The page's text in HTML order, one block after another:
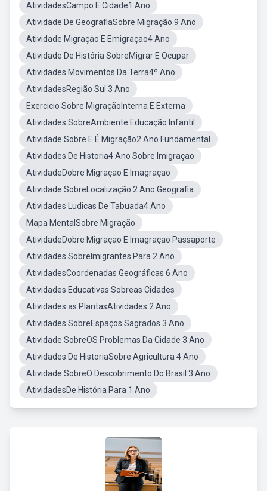
AtividadesCampo E Cidade1 Ano
Atividade De GeografiaSobre Migração 9 Ano
Atividade Migraçao E Emigraçao4 Ano
Atividade De História SobreMigrar E Ocupar
Atividades Movimentos Da Terra4º Ano
AtividadesRegião Sul 3 Ano
Exercicio Sobre MigraçãoInterna E Externa
Atividades SobreAmbiente Educação Infantil
Atividade Sobre E É Migração2 Ano Fundamental
Atividades De Historia4 Ano Sobre Imigraçao
AtividadeDobre Migraçao E Imagraçao
Atividade SobreLocalização 2 Ano Geografia
Atividades Ludicas De Tabuada4 Ano
Mapa MentalSobre Migração
AtividadeDobre Migraçao E Imagraçao Passaporte
Atividades SobreImigrantes Para 2 Ano
AtividadesCoordenadas Geográficas 6 Ano
Atividades Educativas Sobreas Cidades
Atividades as PlantasAtividades 2 Ano
Atividades SobreEspaços Sagrados 3 Ano
Atividade SobreOS Problemas Da Cidade 3 Ano
Atividades De HistoriaSobre Agricultura 4 Ano
Atividade SobreO Descobrimento Do Brasil 3 Ano
AtividadesDe História Para 1 Ano